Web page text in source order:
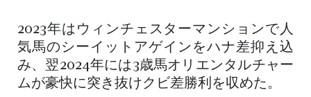
2023年はウィンチェスターマンションで人
気馬のシーイットアゲインをハナ差抑え込
み、翌2024年には3歳馬オリエンタルチャー
ムが豪快に突き抜けクビ差勝利を収めた。